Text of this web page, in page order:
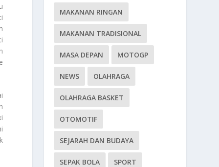
MAKANAN RINGAN
MAKANAN TRADISIONAL
MASA DEPAN MOTOGP
NEWS OLAHRAGA
OLAHRAGA BASKET
OTOMOTIF
SEJARAH DAN BUDAYA
SEPAK BOLA SPORT